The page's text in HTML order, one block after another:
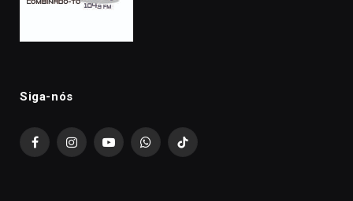
Siga-nós
FacebookInstagramYouTubeWhatsAppTikTok